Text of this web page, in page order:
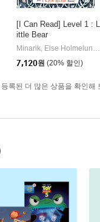
[I Can Read] Level 1 : L
ittle Bear
Minarik, Else Holmelund / Sendak, Maurice
7,120원 (20% 할인)
록된 더 많은 상품을 확인해